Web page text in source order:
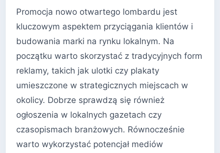
Promocja nowo otwartego lombardu jest
kluczowym aspektem przyciągania klientów i
budowania marki na rynku lokalnym. Na
początku warto skorzystać z tradycyjnych form
reklamy, takich jak ulotki czy plakaty
umieszczone w strategicznych miejscach w
okolicy. Dobrze sprawdzą się również
ogłoszenia w lokalnych gazetach czy
czasopismach branżowych. Równocześnie
warto wykorzystać potencjał mediów